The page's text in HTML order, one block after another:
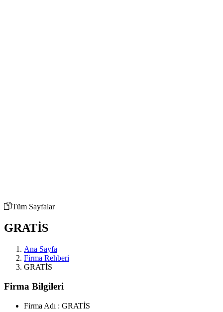
Tüm Sayfalar
GRATİS
Ana Sayfa
Firma Rehberi
GRATİS
Firma Bilgileri
Firma Adı : GRATİS